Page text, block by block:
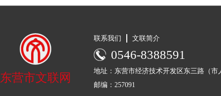
东营市文联网
联系我们 文联简介
0546-8388591
地址：东营市经济技术开发区东三路（市
邮编：257091